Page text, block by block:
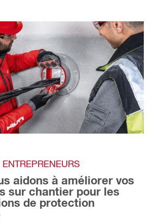
aidons à améliorer vos
sur chantier pour les
de protection